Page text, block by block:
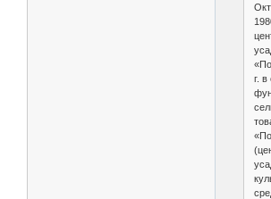
г. в